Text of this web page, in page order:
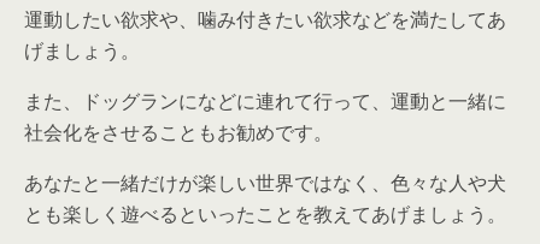
運動したい欲求や、噛み付きたい欲求などを満たしてあ
げましょう。
また、ドッグランになどに連れて行って、運動と一緒に
社会化をさせることもお勧めです。
あなたと一緒だけが楽しい世界ではなく、色々な人や犬
とも楽しく遊べるといったことを教えてあげましょう。